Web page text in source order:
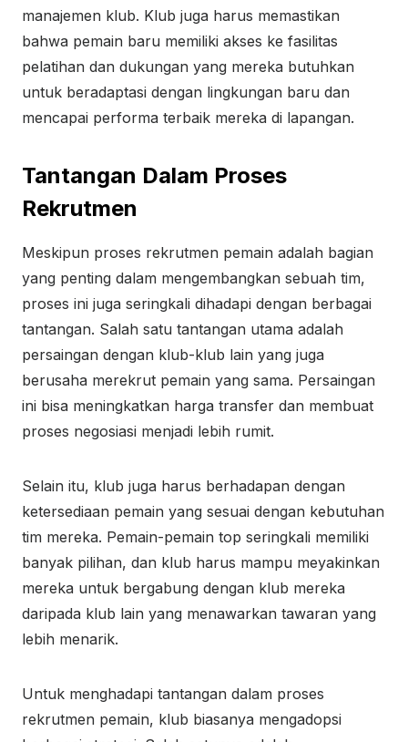
manajemen klub. Klub juga harus memastikan
bahwa pemain baru memiliki akses ke fasilitas
pelatihan dan dukungan yang mereka butuhkan
untuk beradaptasi dengan lingkungan baru dan
mencapai performa terbaik mereka di lapangan.
Tantangan Dalam Proses
Rekrutmen
Meskipun proses rekrutmen pemain adalah bagian
yang penting dalam mengembangkan sebuah tim,
proses ini juga seringkali dihadapi dengan berbagai
tantangan. Salah satu tantangan utama adalah
persaingan dengan klub-klub lain yang juga
berusaha merekrut pemain yang sama. Persaingan
ini bisa meningkatkan harga transfer dan membuat
proses negosiasi menjadi lebih rumit.
Selain itu, klub juga harus berhadapan dengan
ketersediaan pemain yang sesuai dengan kebutuhan
tim mereka. Pemain-pemain top seringkali memiliki
banyak pilihan, dan klub harus mampu meyakinkan
mereka untuk bergabung dengan klub mereka
daripada klub lain yang menawarkan tawaran yang
lebih menarik.
Untuk menghadapi tantangan dalam proses
rekrutmen pemain, klub biasanya mengadopsi